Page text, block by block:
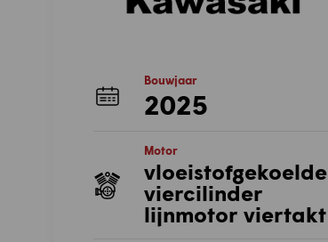
Bouwjaar
2025
Motor
vloeistofgekoelde
viercilinder
lijnmotor viertakt